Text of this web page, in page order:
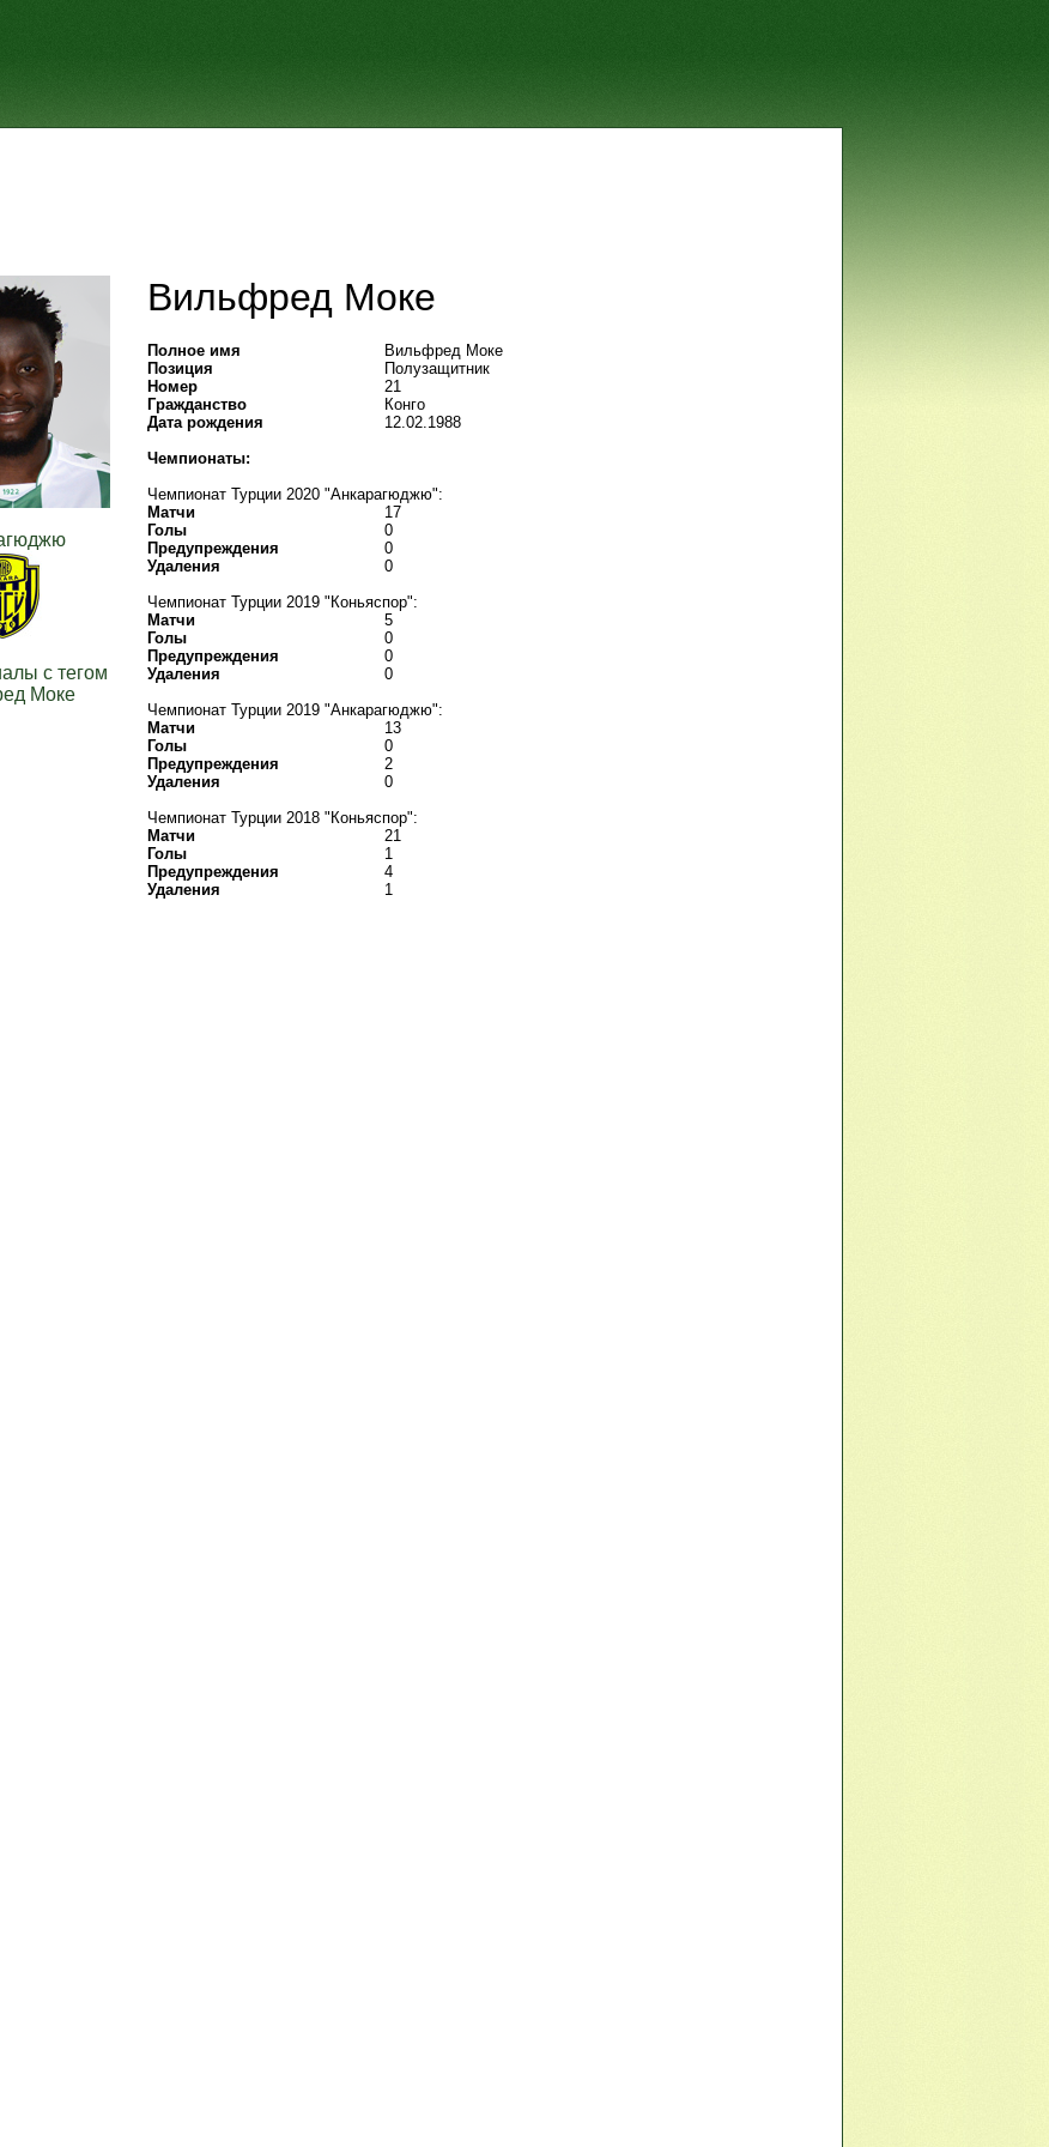
с тегом
Моке
Вильфред Моке
Полное имя
Вильфред Моке
Позиция
Полузащитник
Номер
21
Гражданство
Конго
Дата рождения
12.02.1988
Чемпионаты:
Чемпионат Турции 2020 "Анкарагюджю":
Матчи
17
Голы
0
Предупреждения
0
Удаления
0
Чемпионат Турции 2019 "Коньяспор":
Матчи
5
Голы
0
Предупреждения
0
Удаления
0
Чемпионат Турции 2019 "Анкарагюджю":
Матчи
13
Голы
0
Предупреждения
2
Удаления
0
Чемпионат Турции 2018 "Коньяспор":
Матчи
21
Голы
1
Предупреждения
4
Удаления
1